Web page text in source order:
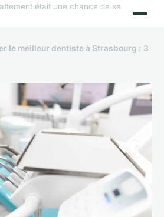
était une chance de se
le meilleur dentiste à Strasbourg : 3